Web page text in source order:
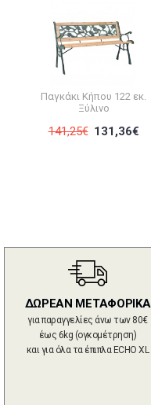
Παγκάκι Κήπου 122 εκ.
Ξύλινο
141,25€ 131,36€
ΔΩΡΕΑΝ ΜΕΤΑΦΟΡΙΚΑ
για παραγγελίες άνω των 80€
έως 6kg (ογκομέτρηση)
και για όλα τα έπιπλα ECHO XL